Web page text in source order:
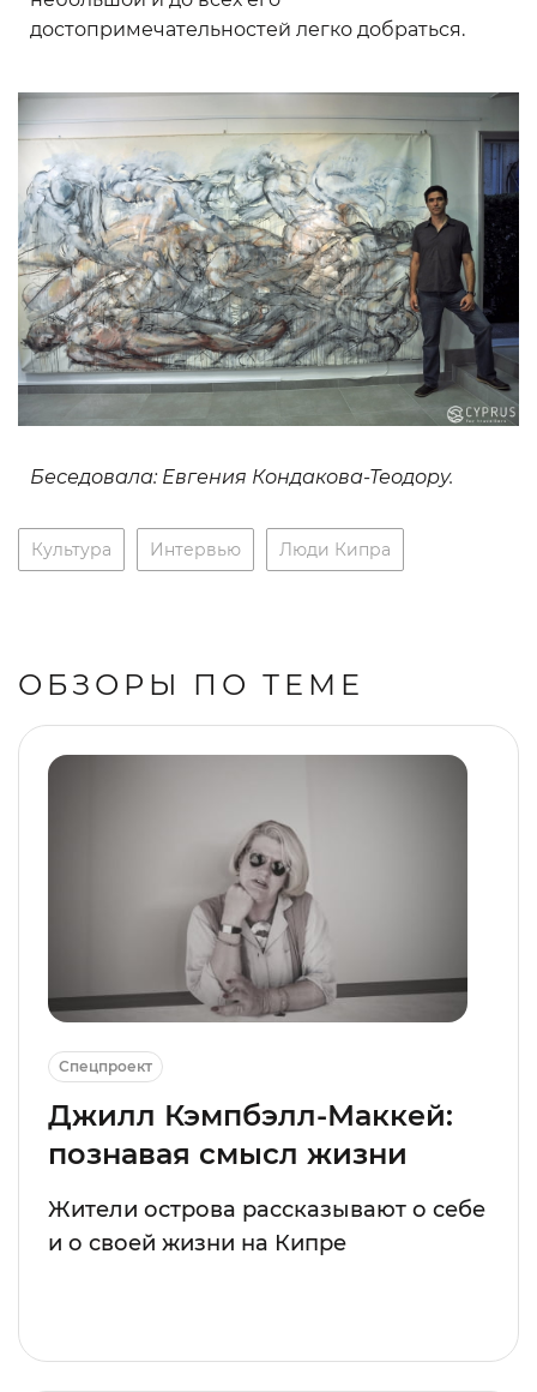
достопримечательностей легко добраться.
Беседовала: Евгения Кондакова-Теодору.
Культура Интервью Люди Кипра
ОБЗОРЫ ПО ТЕМЕ
Спецпроект
Джилл Кэмпбэлл-Маккей:
познавая смысл жизни
Жители острова рассказывают о себе
и о своей жизни на Кипре